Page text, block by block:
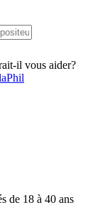
il vous aider?
de 18 à 40 ans